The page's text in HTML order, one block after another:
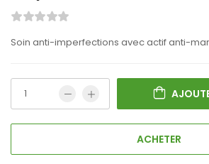
Soin anti-imperfections avec actif anti-
ACHETER